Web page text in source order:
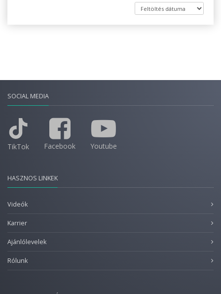
SOCIAL MEDIA
TikTok Facebook Youtube
HASZNOS LINKEK
Videók
Karrier
Ajánlólevelek
Rólunk